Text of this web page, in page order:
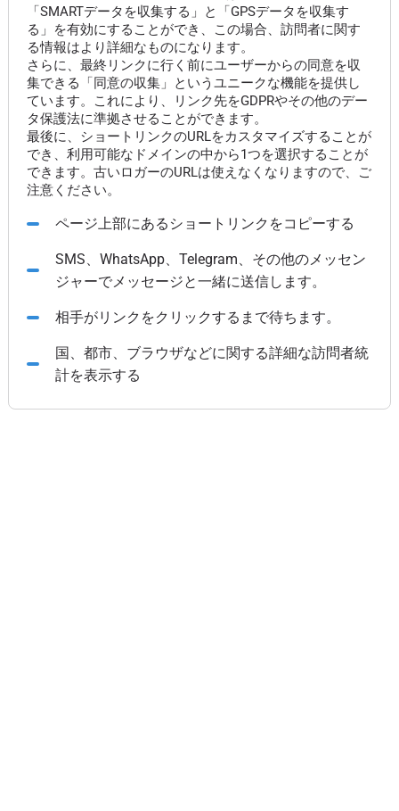
「SMARTデータを収集する」と「GPSデータを収集す
る」を有効にすることができ、この場合、訪問者に関す
る情報はより詳細なものになります。
さらに、最終リンクに行く前にユーザーからの同意を収
集できる「同意の収集」というユニークな機能を提供し
ています。これにより、リンク先をGDPRやその他のデー
タ保護法に準拠させることができます。
最後に、ショートリンクのURLをカスタマイズすることが
でき、利用可能なドメインの中から1つを選択することが
できます。古いロガーのURLは使えなくなりますので、ご
注意ください。
ページ上部にあるショートリンクをコピーする
SMS、WhatsApp、Telegram、その他のメッセン
ジャーでメッセージと一緒に送信します。
相手がリンクをクリックするまで待ちます。
国、都市、ブラウザなどに関する詳細な訪問者統
計を表示する